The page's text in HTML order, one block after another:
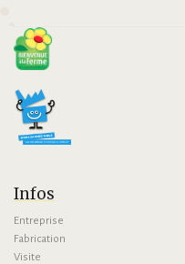
Infos
Entreprise
Fabrication
Visite